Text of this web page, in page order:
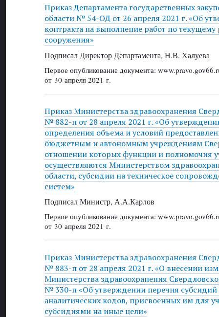
Приказ Департамента государственных
области № 54-ОД от 26 апреля 2021 г. «Об
контракта на выполнение работ по
сооружения»
Подписал Директор Департамента, Н.В. Халуева
Первое опубликование документа:
от 30 апреля 2021 г.
Приказ Министерства здравоохранения
№ 882-п от 28 апреля 2021 г. «Об
определения объема и условий
бюджетным и автономным учреждениям
отношении которых функции и полномочия
осуществляются Министерством
области, субсидии на техническое
систем»
Подписал Министр, А.А.Карлов
Первое опубликование документа:
от 30 апреля 2021 г.
Приказ Министерства здравоохранения
№ 883-п от 28 апреля 2021 г. «О внесении
Министерства здравоохранения
№ 330-п «Об утверждении перечня субсидий
аналитических кодов, присвоенных им для
субсидиями на иные цели»